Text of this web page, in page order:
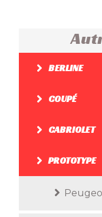
BERLINE
COUPÉ
CABRIOLET
PROTOTYPE